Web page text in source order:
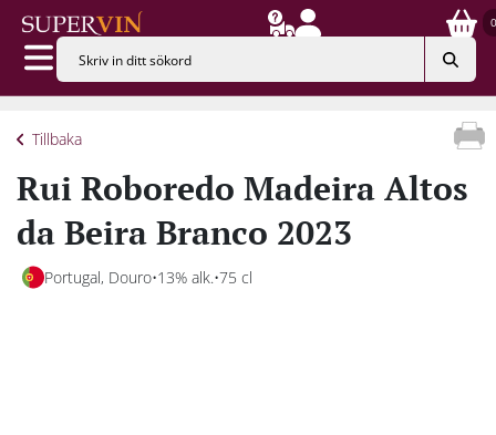
0
Tillbaka
Rui Roboredo Madeira Altos
da Beira Branco 2023
Portugal, Douro 13% alk. 75 cl